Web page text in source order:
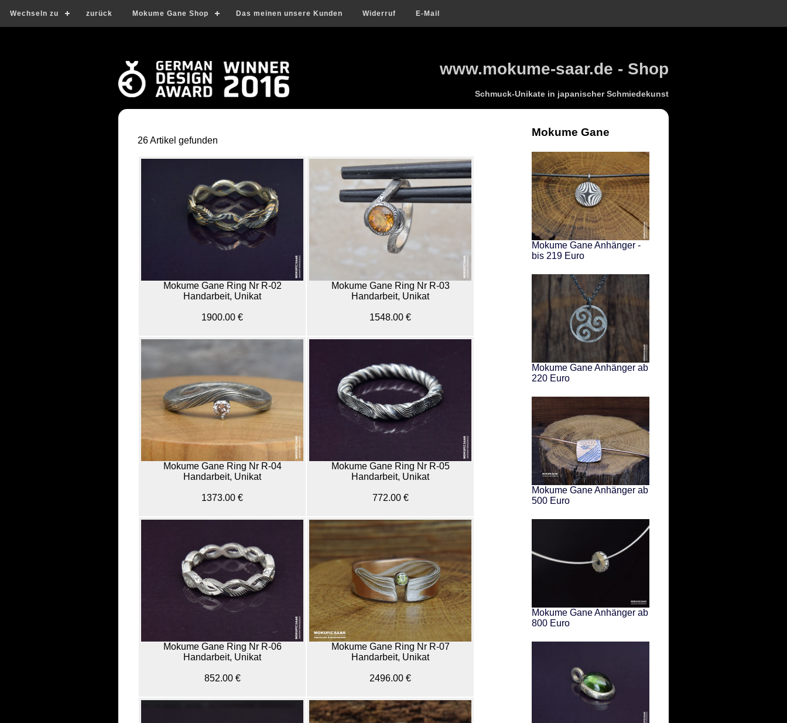
Wechseln zu zurück Mokume Gane Shop Das meinen unsere Kunden Widerruf E-Mail
www.mokume-saar.de - Shop
Schmuck-Unikate in japanischer Schmiedekunst
26 Artikel gefunden
Mokume Gane Ring Nr R-02
Handarbeit, Unikat
1900.00 €
Mokume Gane Ring Nr R-03
Handarbeit, Unikat
1548.00 €
Mokume Gane Ring Nr R-04
Handarbeit, Unikat
1373.00 €
Mokume Gane Ring Nr R-05
Handarbeit, Unikat
772.00 €
Mokume Gane Ring Nr R-06
Handarbeit, Unikat
852.00 €
Mokume Gane Ring Nr R-07
Handarbeit, Unikat
2496.00 €
Mokume Gane
Mokume Gane Anhänger -
bis 219 Euro
Mokume Gane Anhänger ab
220 Euro
Mokume Gane Anhänger ab
500 Euro
Mokume Gane Anhänger ab
800 Euro